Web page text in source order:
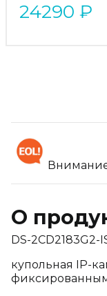
24290 ₽
О
DS-2CD2183G2-
купольная IP-